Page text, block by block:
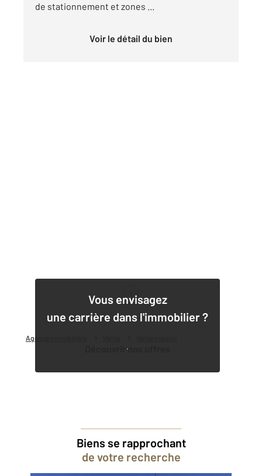
Agence immobilière
de stationnement et zones ...
Voir le détail du bien
Vous envisagez
une carrière dans l'immobilier ?
Découvrir nos offres
Biens se rapprochant
de votre recherche